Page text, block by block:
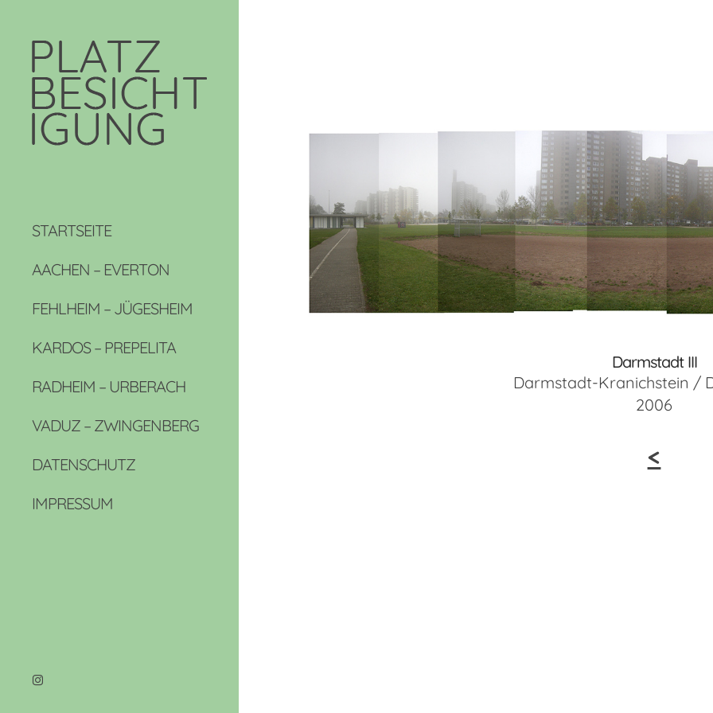
STARTSEITE
AACHEN – EVERTON
FEHLHEIM – JÜGESHEIM
KARDOS – PREPELITA
RADHEIM – URBERACH
VADUZ – ZWINGENBERG
DATENSCHUTZ
IMPRESSUM
Darmstadt III
Darmstadt-Kranichstein /
2006
<